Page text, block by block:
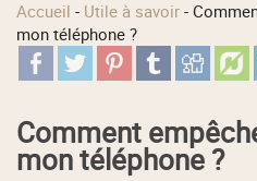
Accueil - Utile à savoir -
mon téléphone ?
Comment
mon téléphone ?